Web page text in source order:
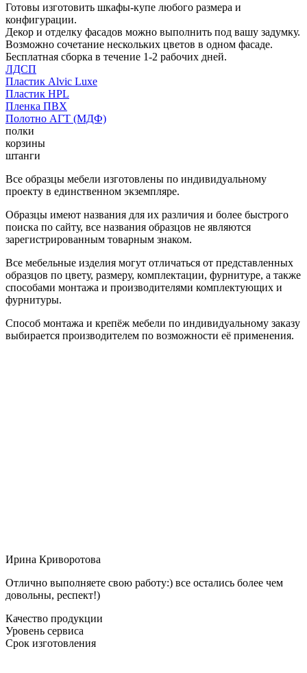
Готовы изготовить шкафы-купе любого размера и
конфигурации.
Декор и отделку фасадов можно выполнить под вашу задумку.
Возможно сочетание нескольких цветов в одном фасаде.
Бесплатная сборка в течение 1-2 рабочих дней.
ЛДСП
Пластик Alvic Luxe
Пластик HPL
Пленка ПВХ
Полотно АГТ (МДФ)
полки
корзины
штанги
Все образцы мебели изготовлены по индивидуальному
проекту в единственном экземпляре.
Образцы имеют названия для их различия и более быстрого
поиска по сайту, все названия образцов не являются
зарегистрированным товарным знаком.
Все мебельные изделия могут отличаться от представленных
образцов по цвету, размеру, комплектации, фурнитуре, а также
способами монтажа и производителями комплектующих и
фурнитуры.
Способ монтажа и крепёж мебели по индивидуальному заказу
выбирается производителем по возможности её применения.
Ирина Криворотова
Отлично выполняете свою работу:) все остались более чем
довольны, респект!)
Качество продукции
Уровень сервиса
Срок изготовления